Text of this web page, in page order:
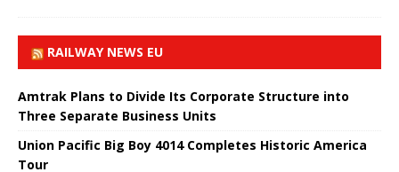
RAILWAY NEWS EU
Amtrak Plans to Divide Its Corporate Structure into
Three Separate Business Units
Union Pacific Big Boy 4014 Completes Historic America
Tour